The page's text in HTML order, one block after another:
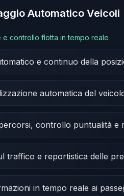
Automatico Veicoli
e controllo flotta in tempo reale
e continuo della
automatica del
controllo puntualità e
traffico e reportistica delle
in tempo reale ai